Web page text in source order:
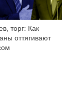
торг: Как
оттягивают